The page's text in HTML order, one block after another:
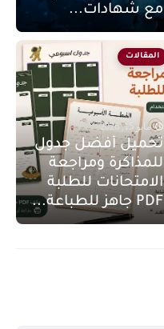
مع شهادات...
المقالات
مايو 15, 2026
تحميل أفضل جدول
للمذاكرة ومراجعة
الامتحانات للطلبة
PDF جاهز للطباعة...